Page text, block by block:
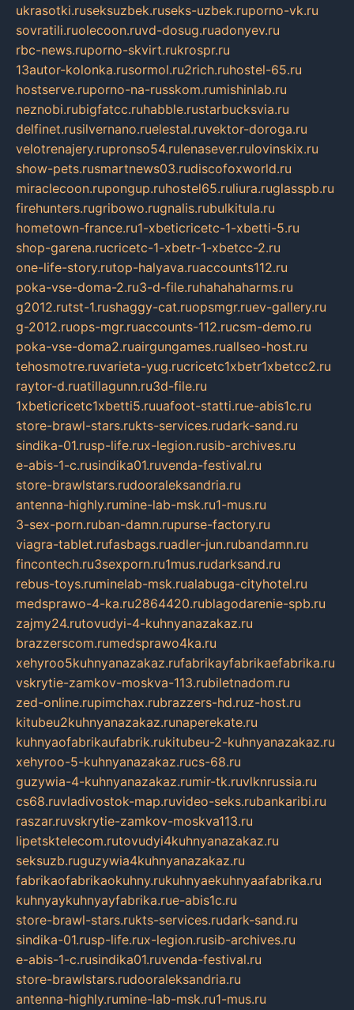
ukrasotki.ruseksuzbek.ruseks-uzbek.ruporno-vk.ru
sovratili.ruolecoon.ruvd-dosug.ruadonyev.ru
rbc-news.ruporno-skvirt.rukrospr.ru
13autor-kolonka.rusormol.ru2rich.ruhostel-65.ru
hostserve.ruporno-na-russkom.rumishinlab.ru
neznobi.rubigfatcc.ruhabble.rustarbucksvia.ru
delfinet.rusilvernano.ruelestal.ruvektor-doroga.ru
velotrenajery.rupronso54.rulenasever.rulovinskix.ru
show-pets.rusmartnews03.rudiscofoxworld.ru
miraclecoon.rupongup.ruhostel65.ruliura.ruglasspb.ru
firehunters.rugribowo.rugnalis.rubulkitula.ru
hometown-france.ru1-xbeticricetc-1-xbetti-5.ru
shop-garena.rucricetc-1-xbetr-1-xbetcc-2.ru
one-life-story.rutop-halyava.ruaccounts112.ru
poka-vse-doma-2.ru3-d-file.ruhahahaharms.ru
g2012.rutst-1.rushaggy-cat.ruopsmgr.ruev-gallery.ru
g-2012.ruops-mgr.ruaccounts-112.rucsm-demo.ru
poka-vse-doma2.ruairgungames.ruallseo-host.ru
tehosmotre.ruvarieta-yug.rucricetc1xbetr1xbetcc2.ru
raytor-d.ruatillagunn.ru3d-file.ru
1xbeticricetc1xbetti5.ruuafoot-statti.rue-abis1c.ru
store-brawl-stars.rukts-services.rudark-sand.ru
sindika-01.rusp-life.rux-legion.rusib-archives.ru
e-abis-1-c.rusindika01.ruvenda-festival.ru
store-brawlstars.rudooraleksandria.ru
antenna-highly.rumine-lab-msk.ru1-mus.ru
3-sex-porn.ruban-damn.rupurse-factory.ru
viagra-tablet.rufasbags.ruadler-jun.rubandamn.ru
fincontech.ru3sexporn.ru1mus.rudarksand.ru
rebus-toys.ruminelab-msk.rualabuga-cityhotel.ru
medsprawo-4-ka.ru2864420.rublagodarenie-spb.ru
zajmy24.rutovudyi-4-kuhnyanazakaz.ru
brazzerscom.rumedsprawo4ka.ru
xehyroo5kuhnyanazakaz.rufabrikayfabrikaefabrika.ru
vskrytie-zamkov-moskva-113.rubiletnadom.ru
zed-online.rupimchax.rubrazzers-hd.ruz-host.ru
kitubeu2kuhnyanazakaz.runaperekate.ru
kuhnyaofabrikaufabrik.rukitubeu-2-kuhnyanazakaz.ru
xehyroo-5-kuhnyanazakaz.rucs-68.ru
guzywia-4-kuhnyanazakaz.rumir-tk.ruvlknrussia.ru
cs68.ruvladivostok-map.ruvideo-seks.rubankaribi.ru
raszar.ruvskrytie-zamkov-moskva113.ru
lipetsktelecom.rutovudyi4kuhnyanazakaz.ru
seksuzb.ruguzywia4kuhnyanazakaz.ru
fabrikaofabrikaokuhny.rukuhnyaekuhnyaafabrika.ru
kuhnyaykuhnyayfabrika.rue-abis1c.ru
store-brawl-stars.rukts-services.rudark-sand.ru
sindika-01.rusp-life.rux-legion.rusib-archives.ru
e-abis-1-c.rusindika01.ruvenda-festival.ru
store-brawlstars.rudooraleksandria.ru
antenna-highly.rumine-lab-msk.ru1-mus.ru